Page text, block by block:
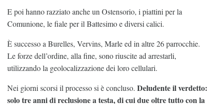
E poi hanno razziato anche un Ostensorio, i piattini per la
Comunione, le fiale per il Battesimo e diversi calici.
È successo a Burelles, Vervins, Marle ed in altre 26 parrocchie.
Le forze dell’ordine, alla fine, sono riuscite ad arrestarli,
utilizzando la geolocalizzazione dei loro cellulari.
Nei giorni scorsi il processo si è concluso. Deludente il verdetto:
solo tre anni di reclusione a testa, di cui due oltre tutto con la